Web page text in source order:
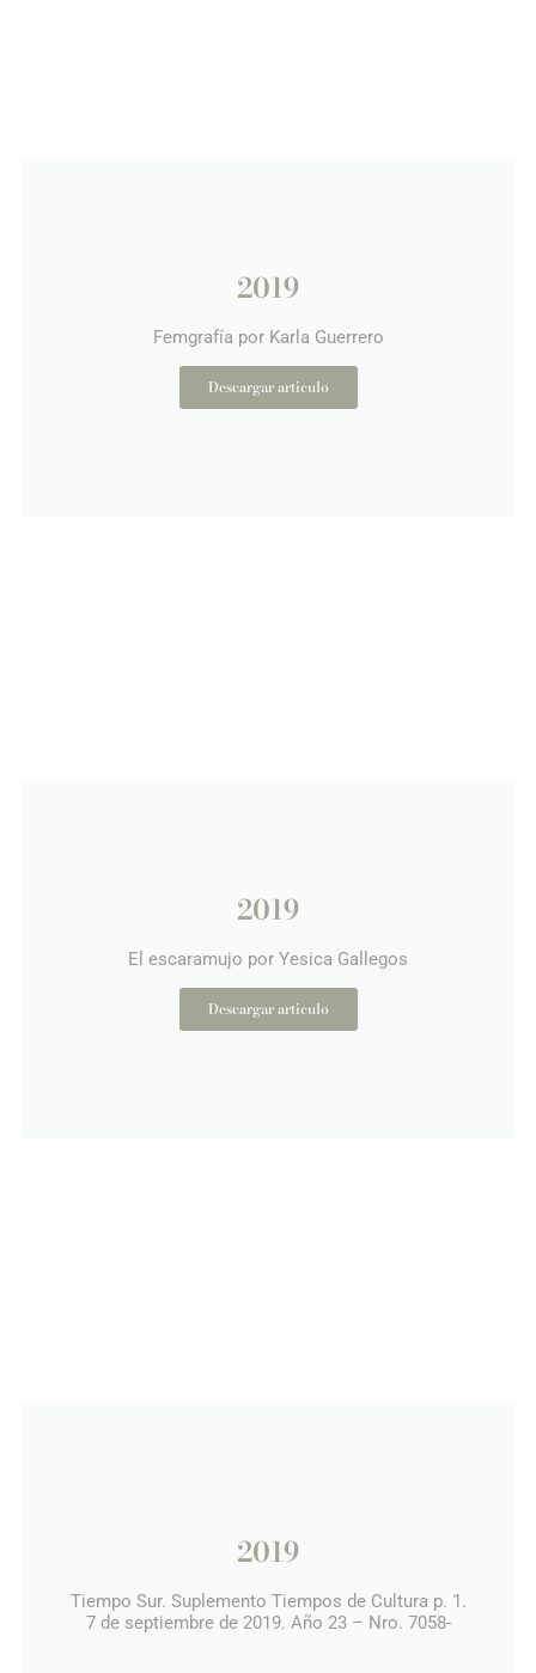
2019
Femgrafía por Karla Guerrero
Descargar articulo
2019
El escaramujo por Yesica Gallegos
Descargar articulo
2019
Tiempo Sur. Suplemento Tiempos de Cultura p. 1.
7 de septiembre de 2019. Año 23 – Nro. 7058-